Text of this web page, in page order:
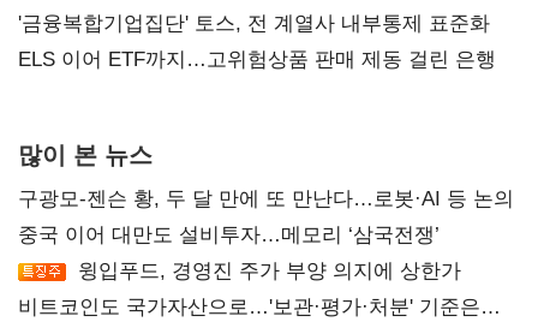
'금융복합기업집단' 토스, 전 계열사 내부통제 표준화
ELS 이어 ETF까지…고위험상품 판매 제동 걸린 은행
많이 본 뉴스
구광모-젠슨 황, 두 달 만에 또 만난다…로봇·AI 등 논의
중국 이어 대만도 설비투자…메모리 ‘삼국전쟁’
윙입푸드, 경영진 주가 부양 의지에 상한가
비트코인도 국가자산으로…'보관·평가·처분' 기준은